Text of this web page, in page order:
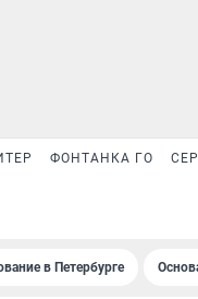
ФОНТАНКА ГО
в Петербурге